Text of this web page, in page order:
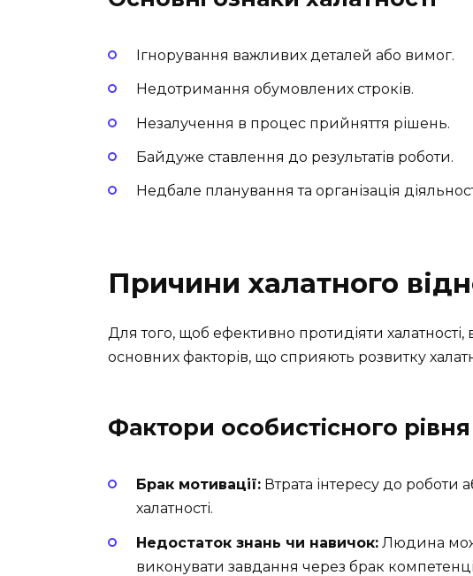
Ігнорування важливих деталей або вимог.
Недотримання обумовлених строків.
Незалучення в процес прийняття рішень.
Байдуже ставлення до результатів роботи.
Недбале планування та організація
Причини халатного
Для того, щоб ефективно протидіяти
основних факторів, що сприяють розвитку
Фактори особистісного рівня
Брак мотивації: Втрата інтересу до роботи
халатності.
Недостаток знань чи навичок: Людина
виконувати завдання через брак